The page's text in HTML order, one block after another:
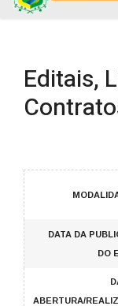
Editais,
DATA DA
DO
ABERTURA/